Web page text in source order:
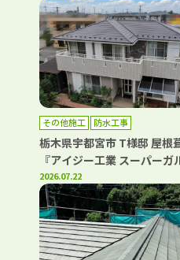
その他施工 防水工事
栃木県宇都宮市 T様邸 屋根
『アイジー工業 スーパーガ
フッ素』ベランダ防水工事
2026.07.22